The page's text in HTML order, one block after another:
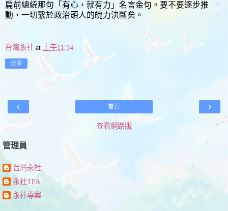
扁前總統那句「有心，就有力」名言金句。要不要逐步推
動，一切繫於政治頭人的魄力決斷矣。
台灣永社 at 上午11:14
分享
‹ ›
首頁
查看網路版
管理員
台灣永社
永社TFA
永社專案